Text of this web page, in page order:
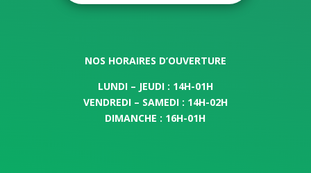
NOS HORAIRES D’OUVERTURE
LUNDI – JEUDI : 14H-01H
VENDREDI – SAMEDI : 14H-02H
DIMANCHE : 16H-01H